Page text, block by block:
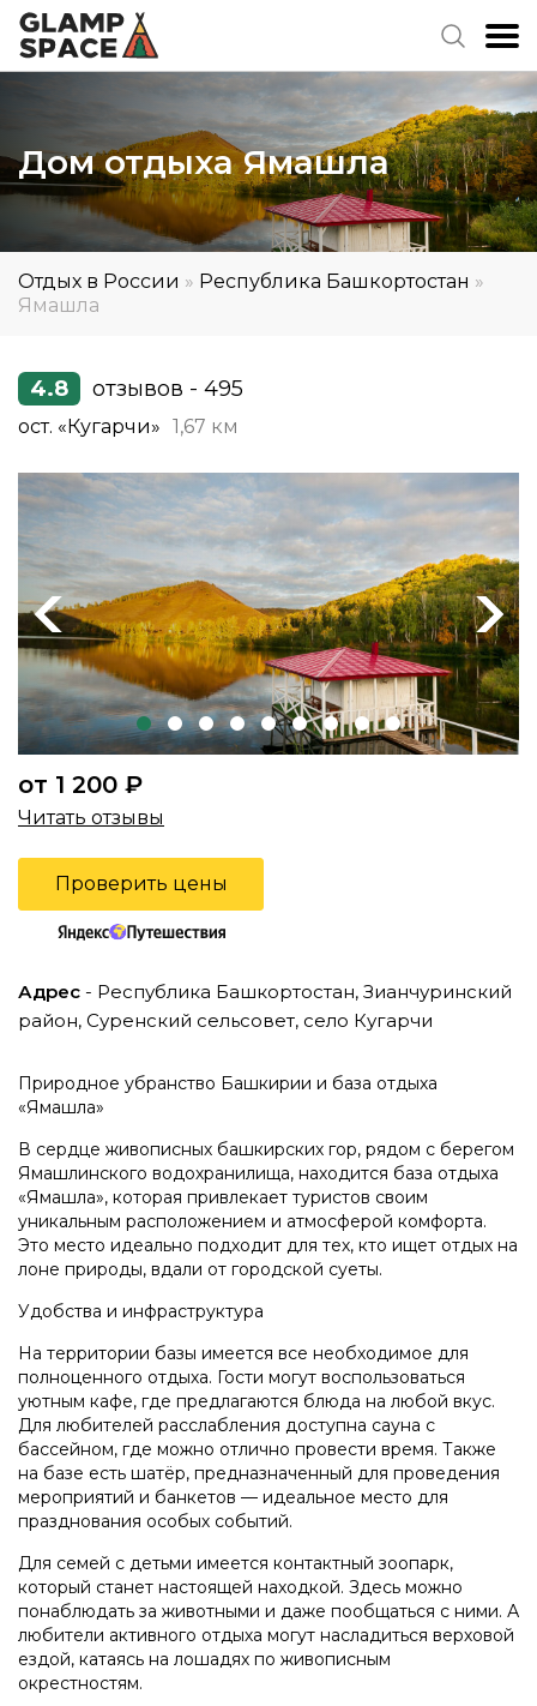
Дом отдыха Ямашла
Отдых в России » Республика Башкортостан »
Ямашла
4.8 отзывов - 495
ост. «Кугарчи» 1,67 км
Previous Next
от 1 200 ₽
Читать отзывы
Проверить цены
Адрес - Республика Башкортостан, Зианчуринский
район, Суренский сельсовет, село Кугарчи
Природное убранство Башкирии и база отдыха
«Ямашла»
В сердце живописных башкирских гор, рядом с берегом
Ямашлинского водохранилища, находится база отдыха
«Ямашла», которая привлекает туристов своим
уникальным расположением и атмосферой комфорта.
Это место идеально подходит для тех, кто ищет отдых на
лоне природы, вдали от городской суеты.
Удобства и инфраструктура
На территории базы имеется все необходимое для
полноценного отдыха. Гости могут воспользоваться
уютным кафе, где предлагаются блюда на любой вкус.
Для любителей расслабления доступна сауна с
бассейном, где можно отлично провести время. Также
на базе есть шатёр, предназначенный для проведения
мероприятий и банкетов — идеальное место для
празднования особых событий.
Для семей с детьми имеется контактный зоопарк,
который станет настоящей находкой. Здесь можно
понаблюдать за животными и даже пообщаться с ними. А
любители активного отдыха могут насладиться верховой
ездой, катаясь на лошадях по живописным
окрестностям.